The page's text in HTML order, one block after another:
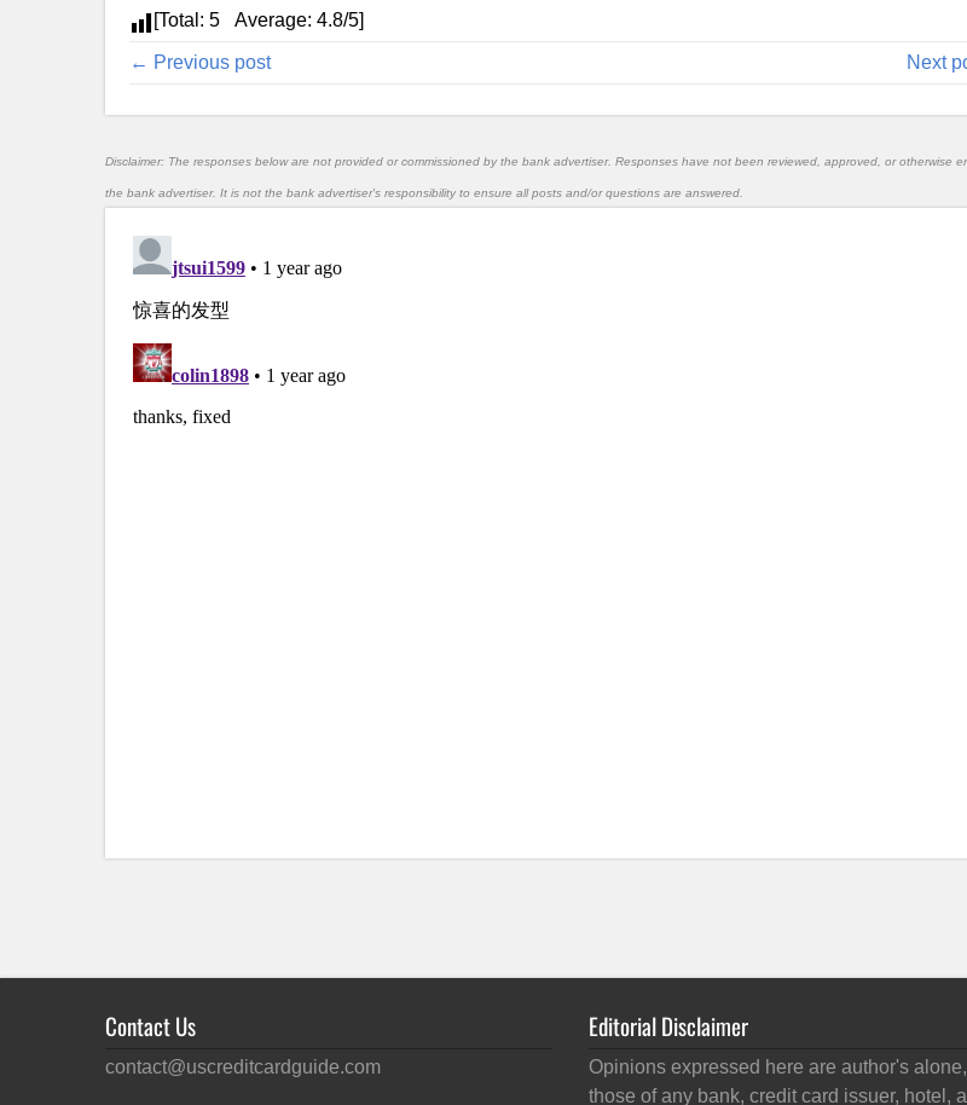
[Total: 5 Average: 4.8/5]
← Previous post Next
Disclaimer: The responses below are not provided or commissioned by the bank advertiser. Responses have not been reviewed, approved, or otherwise
the bank advertiser. It is not the bank advertiser's responsibility to ensure all posts and/or questions are answered.
Contact Us
contact@uscreditcardguide.com
Editorial Disclaimer
Opinions expressed here are author's
those of any bank, credit card issuer, hotel,